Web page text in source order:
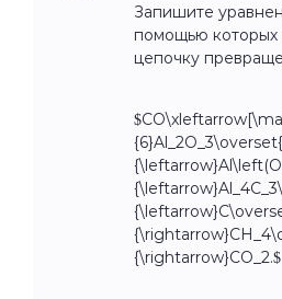
Запишите
помощью которых
цепочку
{\rightarrow}CO_2.$